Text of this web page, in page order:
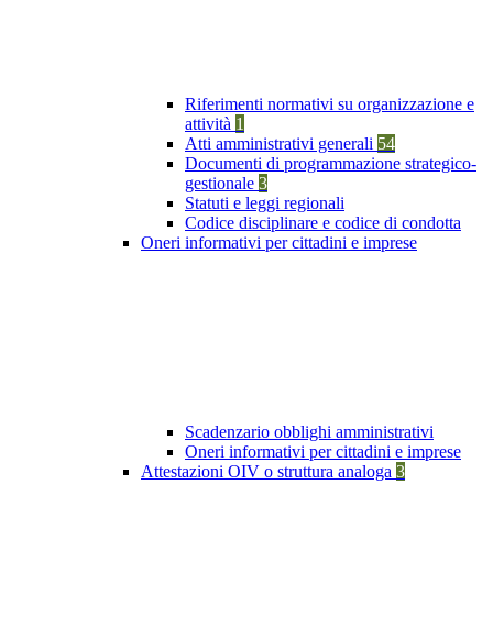
Riferimenti normativi su organizzazione e
attività 1
Atti amministrativi generali 54
Documenti di programmazione strategico-
gestionale 3
Statuti e leggi regionali
Codice disciplinare e codice di condotta
Oneri informativi per cittadini e imprese
Scadenzario obblighi amministrativi
Oneri informativi per cittadini e imprese
Attestazioni OIV o struttura analoga 3